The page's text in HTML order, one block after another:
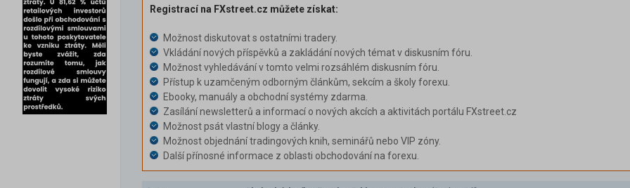
Registrací na FXstreet.cz můžete získat:
Možnost diskutovat s ostatními tradery.
Vkládání nových příspěvků a zakládání nových témat v diskusním fóru.
Možnost vyhledávání v tomto velmi rozsáhlém diskusním fóru.
Přístup k uzamčeným odborným článkům, sekcím a školy forexu.
Ebooky, manuály a obchodní systémy zdarma.
Zasílání newsletterů a informací o nových akcích a aktivitách portálu FXstreet.cz
Možnost psát vlastní blogy a články.
Možnost objednání tradingových knih, seminářů nebo VIP zóny.
Další přínosné informace z oblasti obchodování na forexu.